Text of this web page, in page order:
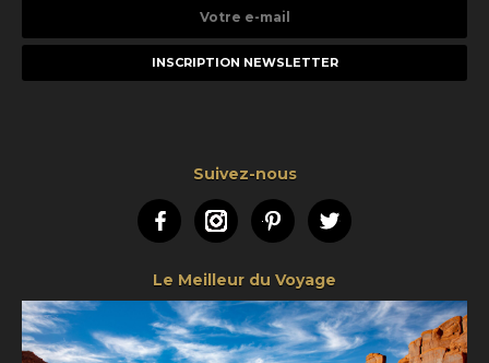
e-
Suivez-nous
FacebookInstagramPinterestTwitter
Le Meilleur du Voyage